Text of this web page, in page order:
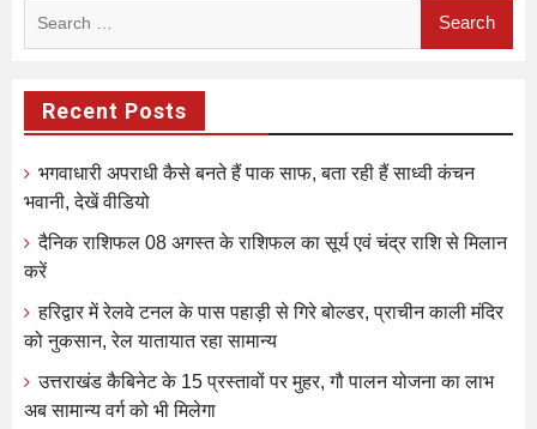
Recent Posts
भगवाधारी अपराधी कैसे बनते हैं पाक साफ, बता रही हैं साध्वी कंचन
भवानी, देखें वीडियो
दैनिक राशिफल 08 अगस्त के राशिफल का सूर्य एवं चंद्र राशि से मिलान
करें
हरिद्वार में रेलवे टनल के पास पहाड़ी से गिरे बोल्डर, प्राचीन काली मंदिर
को नुकसान, रेल यातायात रहा सामान्य
उत्तराखंड कैबिनेट के 15 प्रस्तावों पर मुहर, गौ पालन योजना का लाभ
अब सामान्य वर्ग को भी मिलेगा